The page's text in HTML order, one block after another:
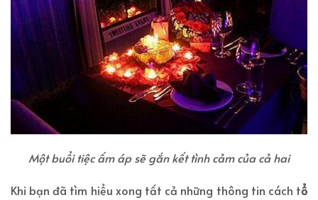
Một buổi tiệc ấm áp sẽ gắn kết tình cảm của cả hai
Khi bạn đã tìm hiểu xong tất cả những thông tin cách tổ